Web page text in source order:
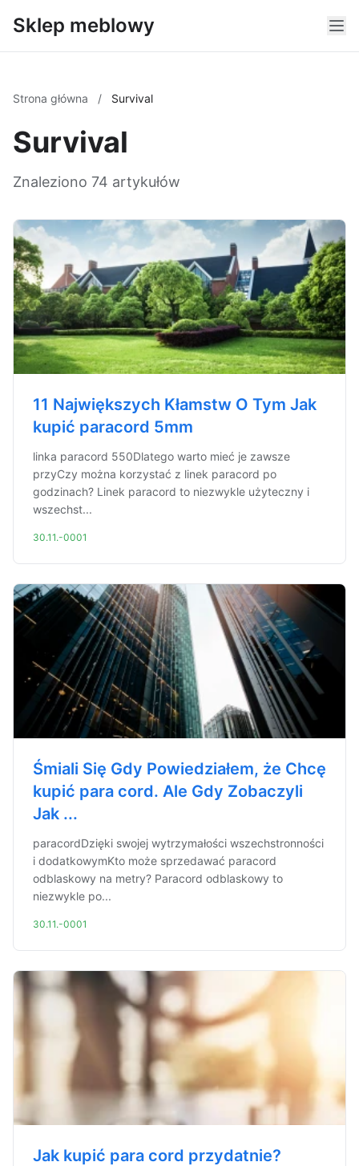
Sklep meblowy
Strona główna / Survival
Survival
Znaleziono 74 artykułów
11 Największych Kłamstw O Tym Jak
kupić paracord 5mm
linka paracord 550Dlatego warto mieć je zawsze
przyCzy można korzystać z linek paracord po
godzinach? Linek paracord to niezwykle użyteczny i
wszechst...
30.11.-0001
Śmiali Się Gdy Powiedziałem, że Chcę
kupić para cord. Ale Gdy Zobaczyli
Jak ...
paracordDzięki swojej wytrzymałości wszechstronności
i dodatkowymKto może sprzedawać paracord
odblaskowy na metry? Paracord odblaskowy to
niezwykle po...
30.11.-0001
Jak kupić para cord przydatnie?